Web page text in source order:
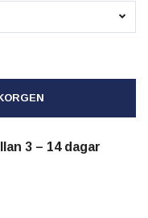
3 – 14 dagar